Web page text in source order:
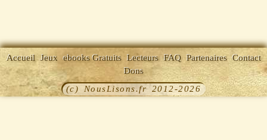
Accueil Jeux ebooks Gratuits Lecteurs FAQ Partenaires Contact
Dons
(c) NousLisons.fr 2012-2026